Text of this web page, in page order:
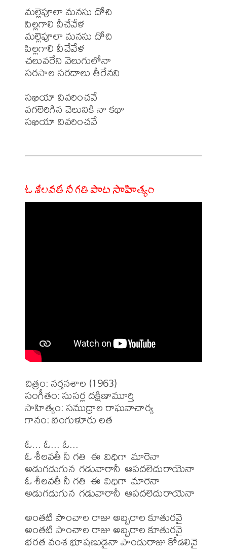
మల్లెపూలా మనసు దోచి
పిల్లగాలి వీచేవేళ
మల్లెపూలా మనసు దోచి
పిల్లగాలి వీచేవేళ
చలువరేని వెలుగులోనా
సరసాల సరదాలు తీరేనని
సఖియా వివరించవే
వగలెరిగిన చెలునికి నా కథా
సఖియా వివరించవే
ఓ శీలవతీ నీ గతి పాట సాహిత్యం
చిత్రం: నర్తనశాల (1963)
సంగీతం: సుసర్ల దక్షిణామూర్తి
సాహిత్యం: సముద్రాల రాఘవాచార్య
గానం: బెంగుళూరు లత
ఓ... ఓ... ఓ...
ఓ శీలవతీ నీ గతి ఈ విధిగా మారెనా
అడుగడుగున గడువారానీ ఆపదలెదురాయెనా
ఓ శీలవతీ నీ గతి ఈ విధిగా మారెనా
అడుగడుగున గడువారానీ ఆపదలెదురాయెనా
అంతటి పాంచాల రాజు అబ్బరాల కూతురవై
అంతటి పాంచాల రాజు అబ్బరాల కూతురవై
భరత వంశ భూషణుడైనా పాండురాజు కోడలివై